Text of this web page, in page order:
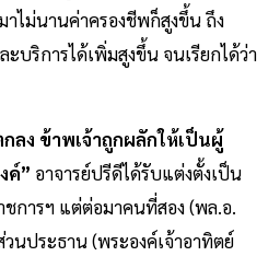
ไม่นานค่าครองชีพก็สูงขึ้น ถึง
บริการได้เพิ่มสูงขึ้น จนเรียกได้ว่า
ลง ข้าพเจ้าถูกผลักให้เป็นผู้
ค์” อาจารย์ปรีดีได้รับแต่งตั้งเป็น
การฯ แต่ต่อมาคนที่สอง (พล.อ.
นประธาน (พระองค์เจ้าอาทิตย์